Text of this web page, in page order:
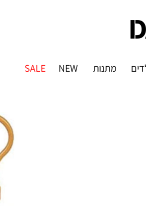
מתנות NEW
SALE